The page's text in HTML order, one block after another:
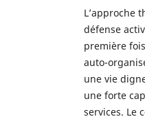
L’approche
défense
première
auto-
une vie
une forte
services. Le